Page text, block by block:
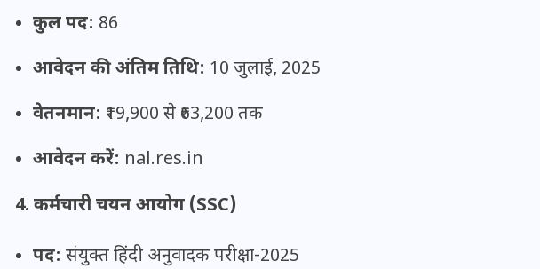
कुल पद: 86
आवेदन की अंतिम तिथि: 10 जुलाई, 2025
वेतनमान: ₹19,900 से ₹63,200 तक
आवेदन करें: nal.res.in
4. कर्मचारी चयन आयोग (SSC)
पद: संयुक्त हिंदी अनुवादक परीक्षा-2025